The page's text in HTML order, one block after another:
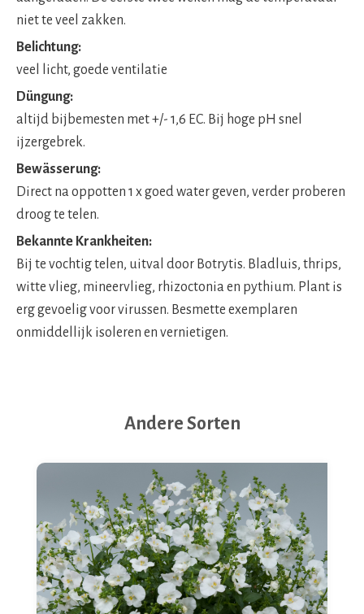
niet te veel zakken.
Belichtung:
veel licht, goede ventilatie
Düngung:
altijd bijbemesten met +/- 1,6 EC. Bij hoge pH snel
ijzergebrek.
Bewässerung:
Direct na oppotten 1 x goed water geven, verder proberen
droog te telen.
Bekannte Krankheiten:
Bij te vochtig telen, uitval door Botrytis. Bladluis, thrips,
witte vlieg, mineervlieg, rhizoctonia en pythium. Plant is
erg gevoelig voor virussen. Besmette exemplaren
onmiddellijk isoleren en vernietigen.
Andere Sorten